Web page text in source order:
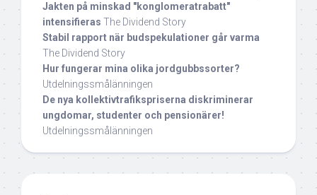
Jakten på minskad "konglomeratrabatt"
intensifieras The Dividend Story
Stabil rapport när budspekulationer går varma
The Dividend Story
Hur fungerar mina olika jordgubbssorter?
Utdelningssmålänningen
De nya kollektivtrafikspriserna diskriminerar
ungdomar, studenter och pensionärer!
Utdelningssmålänningen